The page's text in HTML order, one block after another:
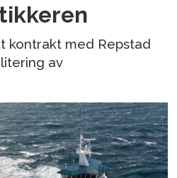
kontrakt med Repstad
av